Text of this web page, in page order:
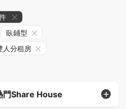
臥鋪型
人分租房
門Share House